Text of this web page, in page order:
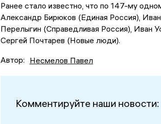
Ранее стало известно, что по 147-му
Александр Бирюков (Единая Россия),
Перелыгин (Справедливая Россия), Иван
Сергей Почтарев (Новые люди).
Автор: Несмелов Павел
Комментируйте наши новости: